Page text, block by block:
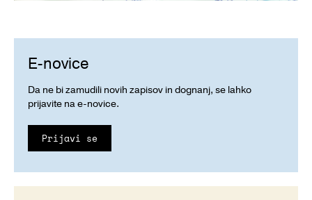
E-novice
Da ne bi zamudili novih zapisov in dognanj, se lahko
prijavite na e-novice.
Prijavi se